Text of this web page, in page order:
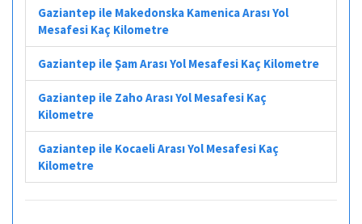
Gaziantep ile Makedonska Kamenica Arası Yol
Mesafesi Kaç Kilometre
Gaziantep ile Şam Arası Yol Mesafesi Kaç Kilometre
Gaziantep ile Zaho Arası Yol Mesafesi Kaç
Kilometre
Gaziantep ile Kocaeli Arası Yol Mesafesi Kaç
Kilometre